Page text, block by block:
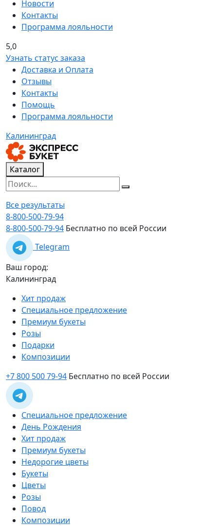
Новости
Контакты
Программа лояльности
5,0
Узнать статус заказа
Доставка и Оплата
Отзывы
Контакты
Помощь
Программа лояльности
Калининград
Каталог
Все результаты
8-800-500-79-94
8-800-500-79-94 Бесплатно по всей России
Telegram
Ваш город:
Калининград
Хит продаж
Специальное предложение
Премиум букеты
Розы
Подарки
Композиции
+7 800 500 79-94 Бесплатно по всей России
Специальное предложение
День Рождения
Хит продаж
Премиум букеты
Недорогие цветы
Букеты
Цветы
Розы
Повод
Композиции